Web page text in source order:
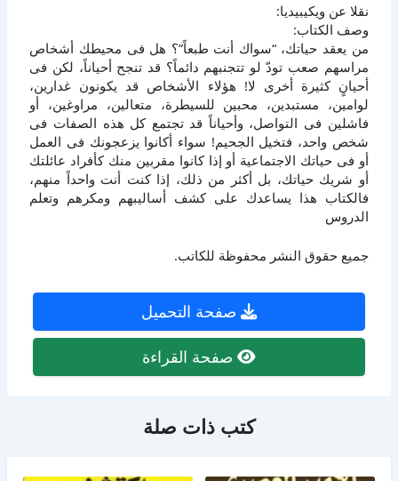
نقلا عن ويكيبيديا:
وصف الكتاب:
من يعقد حياتك، “سواك أنت طبعاً”؟ هل فى محيطك أشخاص
مراسهم صعب تودّ لو تتجنبهم دائماً؟ قد تنجح أحياناً، لكن فى
أحيانٍ كثيرة أخرى لا! هؤلاء الأشخاص قد يكونون غدارين،
لوامين، مستبدين، محبين للسيطرة، متعالين، مراوغين، أو
فاشلين فى التواصل، وأحياناً قد تجتمع كل هذه الصفات فى
شخص واحد، فتخيل الجحيم! سواء أكانوا يزعجونك فى العمل
أو فى حياتك الاجتماعية أو إذا كانوا مقربين منك كأفراد عائلتك
أو شريك حياتك، بل أكثر من ذلك، إذا كنت أنت واحداً منهم،
فالكتاب هذا يساعدك على كشف أساليبهم ومكرهم وتعلم
الدروس
جميع حقوق النشر محفوظة للكاتب.
صفحة التحميل
صفحة القراءة
كتب ذات صلة